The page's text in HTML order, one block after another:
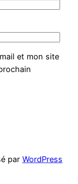
et mon site
par WordPress